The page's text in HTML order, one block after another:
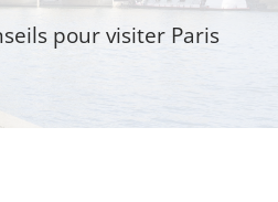
pour visiter Paris